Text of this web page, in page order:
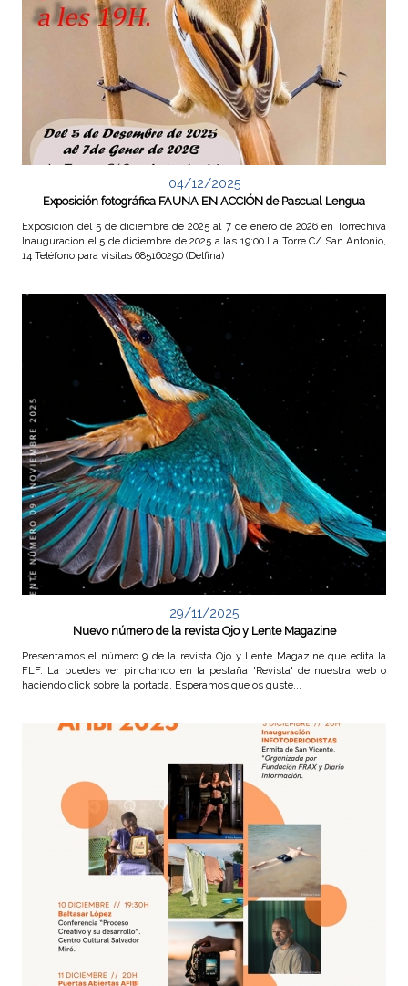
04/12/2025
Exposición fotográfica FAUNA EN ACCIÓN de Pascual Lengua
Exposición del 5 de diciembre de 2025 al 7 de enero de 2026 en Torrechiva
Inauguración el 5 de diciembre de 2025 a las 19:00 La Torre C/ San Antonio,
14 Teléfono para visitas 685160290 (Delfina)
29/11/2025
Nuevo número de la revista Ojo y Lente Magazine
Presentamos el número 9 de la revista Ojo y Lente Magazine que edita la
FLF. La puedes ver pinchando en la pestaña 'Revista' de nuestra web o
haciendo click sobre la portada. Esperamos que os guste...